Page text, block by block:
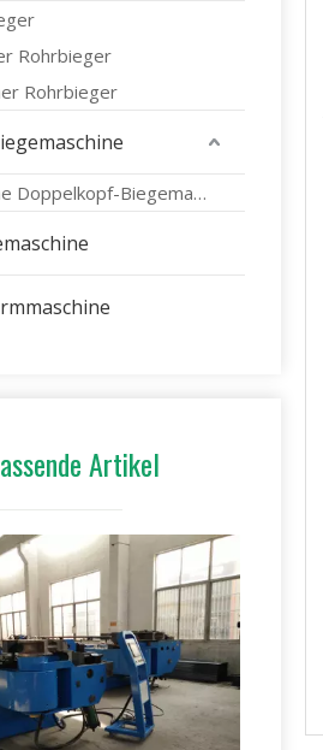
Rohrbieger
Rohrbieger
Automatische Doppelkopf-Biegemaschine
Artikel